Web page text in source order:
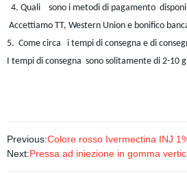
4. Quali sono i metodi di pagamento
Accettiamo TT, Western Union e bonifico
5. Come circa i tempi di consegna e di
I tempi di consegna sono solitamente di 2-10
Previous:Colore rosso Ivermectina INJ
Next:Pressa ad iniezione in gomma